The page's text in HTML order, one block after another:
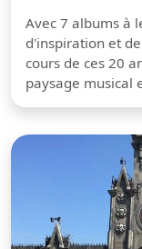
Avec 7 albums à
d'inspiration et
cours de ces 20
paysage musical